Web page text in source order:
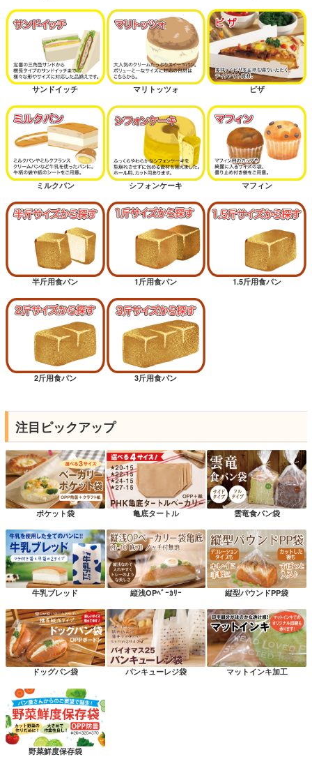
サンドイッチ マリトッツォ ピザ
ミルクパン シフォンケーキ マフィン
半斤用食パン 1斤用食パン 1.5斤用食パン
2斤用食パン 3斤用食パン
注目ピックアップ
ポケット袋 亀底タートル 雲竜食パン袋
牛乳ブレッド 縦浅OPﾍﾞｰｶﾘｰ 縦型パウンドPP袋
ドッグパン袋 パンキューレジ袋 マットインキ加工
野菜鮮度保存袋